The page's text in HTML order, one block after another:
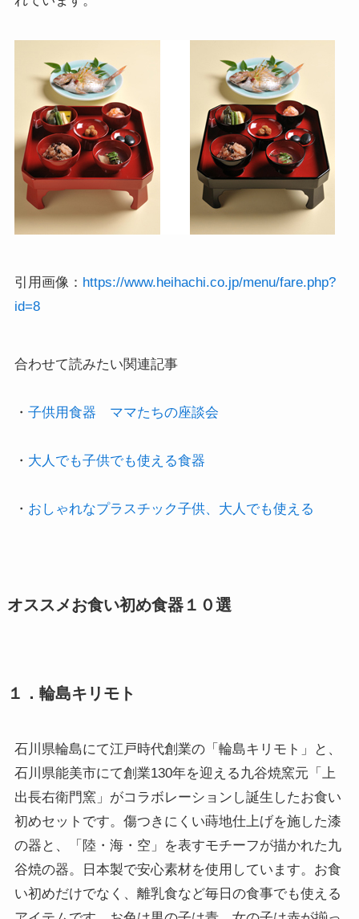
引用画像： https://www.heihachi.co.jp/menu/fare.php?
id=8
合わせて読みたい関連記事
・ 子供用食器　ママたちの座談会
・ 大人でも子供でも使える食器
・ おしゃれなプラスチック子供、大人でも使える
オススメお食い初め食器１０選
１．輪島キリモト
石川県輪島にて江戸時代創業の「輪島キリモト」と、
石川県能美市にて創業130年を迎える九谷焼窯元「上
出長右衛門窯」がコラボレーションし誕生したお食い
初めセットです。傷つきにくい蒔地仕上げを施した漆
の器と、「陸・海・空」を表すモチーフが描かれた九
谷焼の器。日本製で安心素材を使用しています。お食
い初めだけでなく、離乳食など毎日の食事でも使える